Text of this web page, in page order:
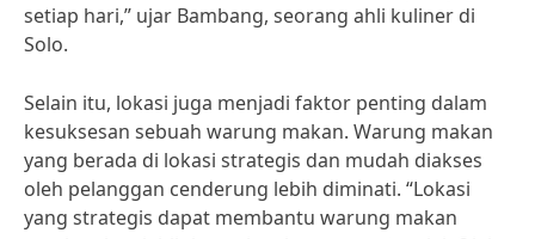
setiap hari,” ujar Bambang, seorang ahli kuliner di
Solo.
Selain itu, lokasi juga menjadi faktor penting dalam
kesuksesan sebuah warung makan. Warung makan
yang berada di lokasi strategis dan mudah diakses
oleh pelanggan cenderung lebih diminati. “Lokasi
yang strategis dapat membantu warung makan